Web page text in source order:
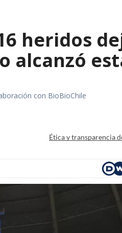
heridos
alcanzó
con BioBioChile
Ética y transparencia